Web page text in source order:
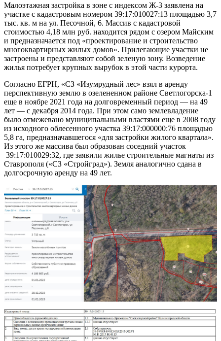
Малоэтажная застройка в зоне с индексом Ж-3 заявлена на
участке с кадастровым номером 39:17:010027:13 площадью 3,7
тыс. кв. м на ул. Песочной, 6. Массив с кадастровой
стоимостью 4,18 млн руб. находится рядом с озером Майским
и предназначается под «проектирование и строительство
многоквартирных жилых домов». Прилегающие участки не
застроены и представляют собой зеленую зону. Возведение
жилья потребует крупных вырубок в этой части курорта.
Согласно ЕГРН, «СЗ «Изумрудный лес» взял в аренду
перспективную землю в озелененном районе Светлогорска-1
еще в ноябре 2021 года на долговременный период — на 49
лет — с декабря 2014 года. При этом само землевладение
было отмежевано муниципальными властями еще в 2008 году
из исходного облесенного участка 39:17:000000:76 площадью
5,8 га, предназначавшегося «для застройки жилого квартала».
Из этого же массива был образован соседний участок
39:17:010029:32, где заявили жилье строительные магнаты из
Ставрополя («СЗ «Стройград»). Земля аналогично сдана в
долгосрочную аренду на 49 лет.